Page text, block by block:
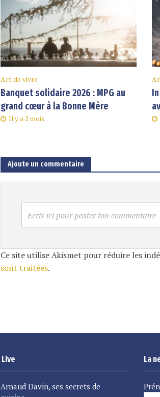
Art de vivre
Banquet solidaire 2026 : MPG au
grand cœur à la Bonne Mère
Il y a 2 mois
Ajoute un commentaire
Ecris ici pour poster ton commentaire
Ce site utilise Akismet pour réduire les
sont traitées.
Live
Arnaud Davin, ses secrets de
La